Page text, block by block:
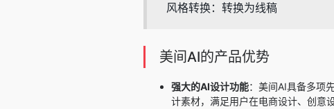
风格转换：转换为线稿
美间AI的产品优势
强大的AI设计功能：美间AI具备多项
计素材，满足用户在电商设计、创意